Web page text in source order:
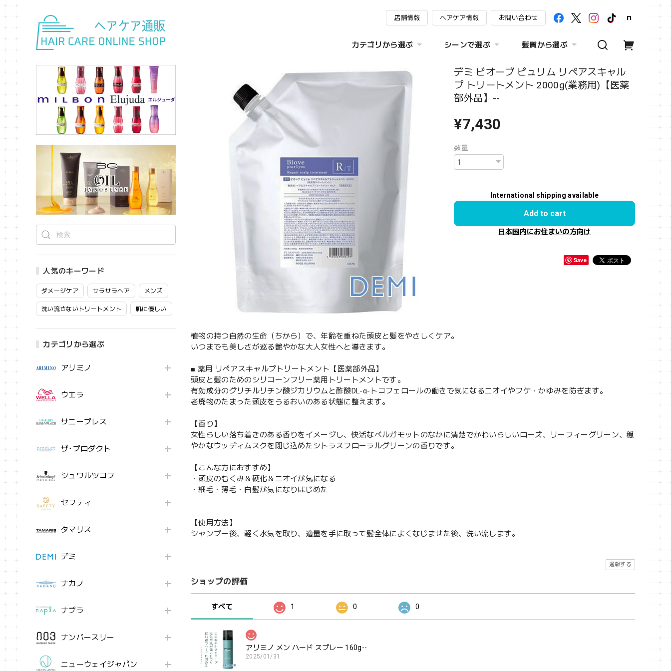
店舗情報 ヘアケア情報 お問い合わせ
カテゴリから選ぶ シーンで選ぶ 髪質から選ぶ
人気のキーワード
ダメージケア サラサラヘア メンズ
洗い流さないトリートメント 肌に優しい
カテゴリから選ぶ
アリミノ
ウエラ
サニープレス
ザ･プロダクト
シュワルツコフ
セフティ
タマリス
デミ
ナカノ
ナプラ
ナンバースリー
ニューウェイジャパン
デミ ビオーブ ピュリム リペアスキャル
プ トリートメント 2000g(業務用)【医薬
部外品】--
¥7,430
数量
International shipping available
Add to cart
日本国内にお住まいの方向け
Save
植物の持つ自然の生命（ちから）で、年齢を重ねた頭皮と髪をやさしくケア。
いつまでも美しさが巡る艶やかな大人女性へと導きます。
■ 薬用 リペアスキャルプトリートメント【医薬部外品】
頭皮と髪のためのシリコーンフリー薬用トリートメントです。
有効成分のグリチルリチン酸ジカリウムと酢酸DL-α-トコフェロールの働きで気になるニオイやフケ・かゆみを防ぎます。
老廃物のたまった頭皮をうるおいのある状態に整えます。
【香り】
女性らしい落ち着きのある香りをイメージし、快活なベルガモットのなかに清楚でかわいらしいローズ、リーフィーグリーン、穏
やかなウッディムスクを閉じ込めたシトラスフローラルグリーンの香りです。
【こんな方におすすめ】
・頭皮のむくみ＆硬化＆ニオイが気になる
・細毛・薄毛・白髪が気になりはじめた
【使用方法】
シャンプー後、軽く水気を取り、適量を手に取って髪全体によくなじませた後、洗い流します。
通報する
ショップの評価
すべて 1 0 0
アリミノ メン ハード スプレー 160g--
2025/01/31